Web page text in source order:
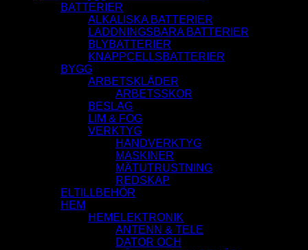
BATTERIER
ALKALISKA BATTERIER
LADDNINGSBARA BATTERIER
BLYBATTERIER
KNAPPCELLSBATTERIER
BYGG
ARBETSKLÄDER
ARBETSSKOR
BESLAG
LIM & FOG
VERKTYG
HANDVERKTYG
MASKINER
MÄTUTRUSTNING
REDSKAP
ELTILLBEHÖR
HEM
HEMELEKTRONIK
ANTENN & TELE
DATOR OCH